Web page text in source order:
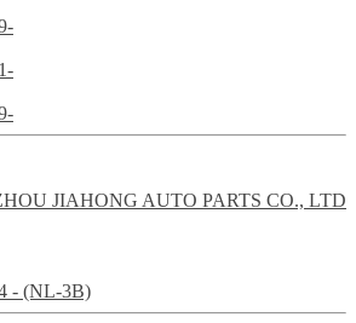
JIAHONG AUTO PARTS CO., LTD
- (NL-3B)